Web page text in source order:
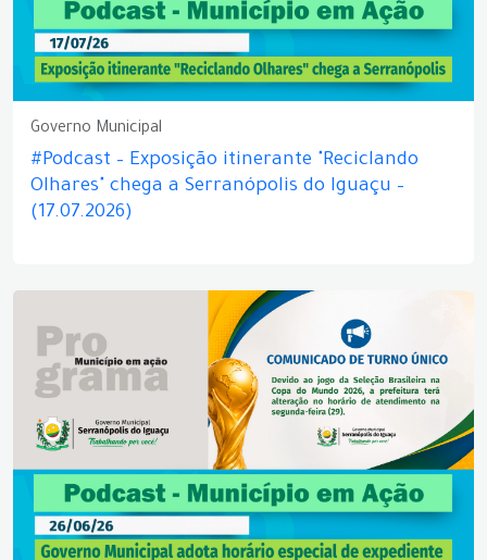
Governo Municipal
#Podcast – Exposição itinerante "Reciclando
Olhares" chega a Serranópolis do Iguaçu –
(17.07.2026)